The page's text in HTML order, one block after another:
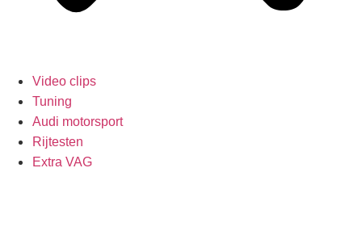
Video clips
Tuning
Audi motorsport
Rijtesten
Extra VAG